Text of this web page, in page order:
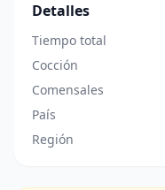
Detalles
Tiempo total
Cocción
Comensales
País
Región